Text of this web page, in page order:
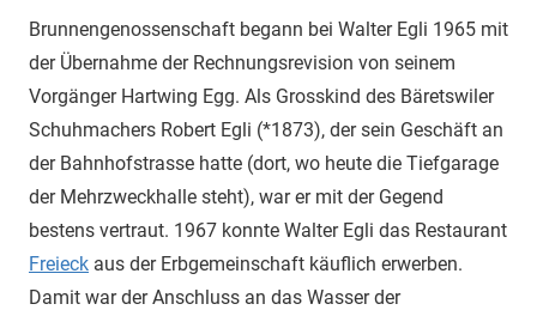
Brunnengenossenschaft begann bei Walter Egli 1965 mit
der Übernahme der Rechnungsrevision von seinem
Vorgänger Hartwing Egg. Als Grosskind des Bäretswiler
Schuhmachers Robert Egli (*1873), der sein Geschäft an
der Bahnhofstrasse hatte (dort, wo heute die Tiefgarage
der Mehrzweckhalle steht), war er mit der Gegend
bestens vertraut. 1967 konnte Walter Egli das Restaurant
Freieck aus der Erbgemeinschaft käuflich erwerben.
Damit war der Anschluss an das Wasser der